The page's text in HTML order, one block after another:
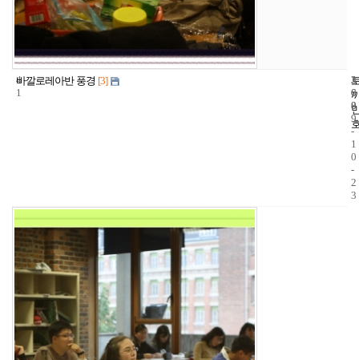
4
1
바깔로레아반 풍경 [3]
3
6
8
2
0
0
9
-
1
0
-
2
3